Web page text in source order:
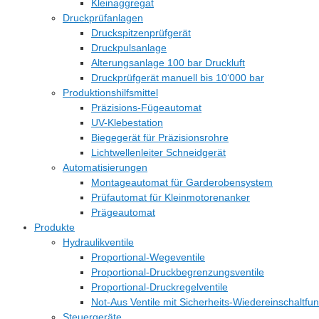
Kleinaggregat
Druckprüfanlagen
Druckspitzenprüfgerät
Druckpulsanlage
Alterungsanlage 100 bar Druckluft
Druckprüfgerät manuell bis 10‘000 bar
Produktionshilfsmittel
Präzisions-Fügeautomat
UV-Klebestation
Biegegerät für Präzisionsrohre
Lichtwellenleiter Schneidgerät
Automatisierungen
Montageautomat für Garderobensystem
Prüfautomat für Kleinmotorenanker
Prägeautomat
Produkte
Hydraulikventile
Proportional-Wegeventile
Proportional-Druckbegrenzungsventile
Proportional-Druckregelventile
Not-Aus Ventile mit Sicherheits-